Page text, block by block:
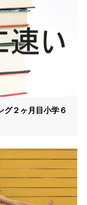
グ２ヶ月目小学６